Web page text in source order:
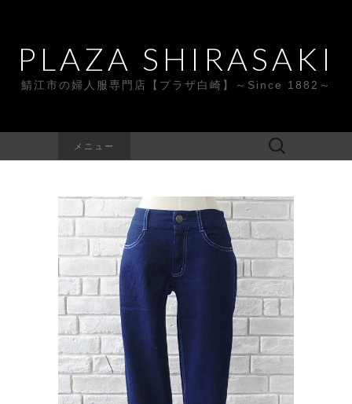
PLAZA SHIRASAKI
鯖江市の婦人服専門店【プラザ白崎】～Since 1882～
メニュー
検
索: